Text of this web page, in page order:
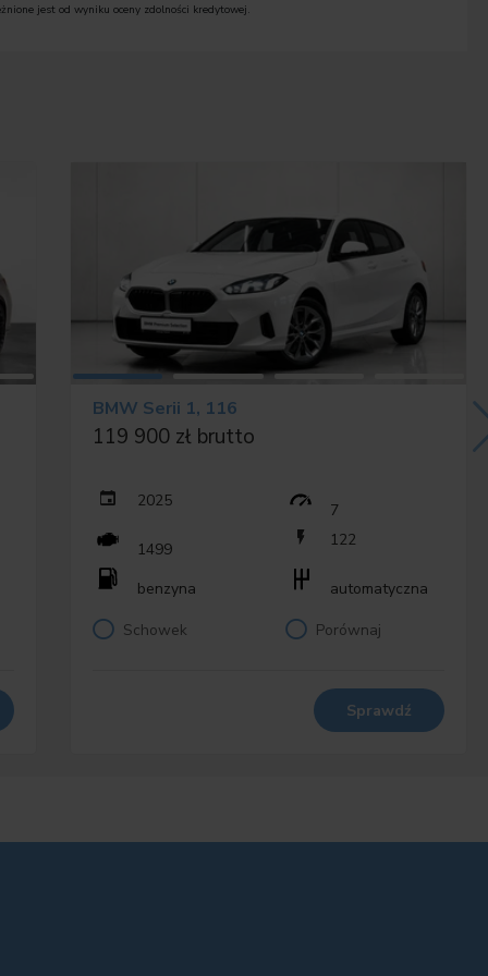
Z WYS.POŁ.
jest od wyniku oceny zdolności kredytowej.
BMW Serii 1, 116
119 900 zł brutto
2025
7
1499
122
benzyna
automatyczna
Schowek
Porównaj
Sprawdź